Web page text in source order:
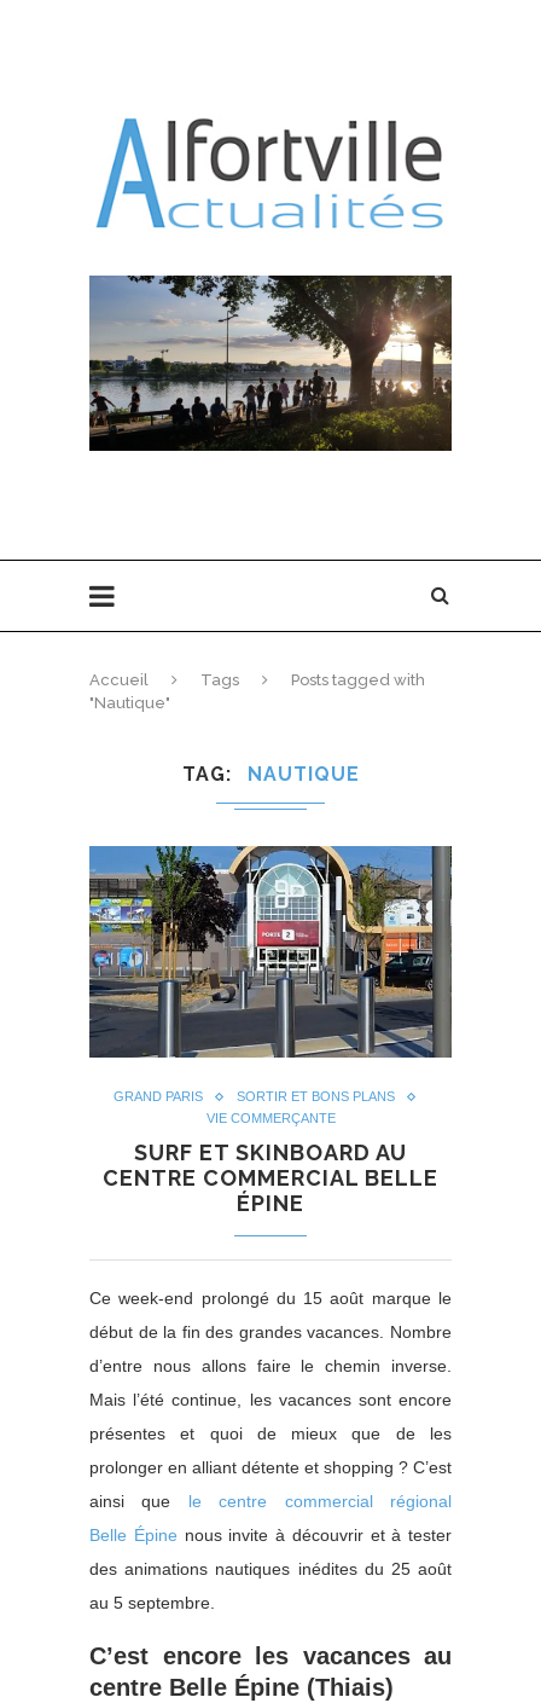
Accueil Tags
Posts tagged with
"Nautique"
TAG NAUTIQUE
GRAND PARIS
SORTIR ET BONS PLANS
VIE COMMERÇANTE
SURF ET SKINBOARD AU
CENTRE COMMERCIAL BELLE
ÉPINE
Ce week-end prolongé du 15 août marque le
début de la fin des grandes vacances. Nombre
d’entre nous allons faire le chemin inverse.
Mais l’été continue, les vacances sont encore
présentes et quoi de mieux que de les
prolonger en alliant détente et shopping ? C’est
ainsi que le centre commercial régional
Belle Épine nous invite à découvrir et à tester
des animations nautiques inédites du 25 août
au 5 septembre.
C’est encore les vacances au
centre Belle Épine (Thiais)